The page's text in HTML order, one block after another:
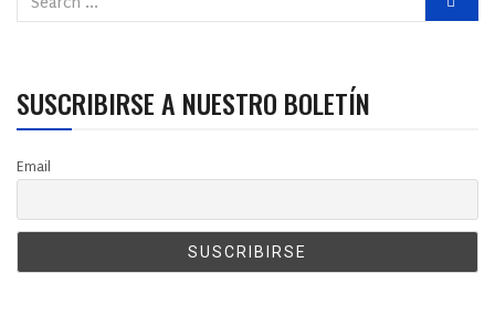
SUSCRIBIRSE A NUESTRO BOLETÍN
Email